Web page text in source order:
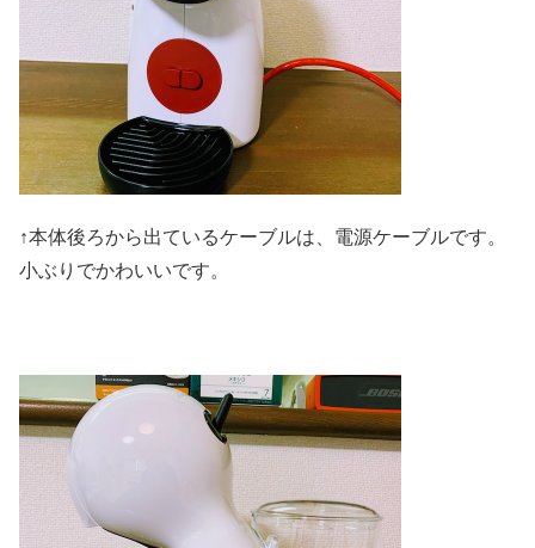
↑本体後ろから出ているケーブルは、電源ケーブルです。
小ぶりでかわいいです。